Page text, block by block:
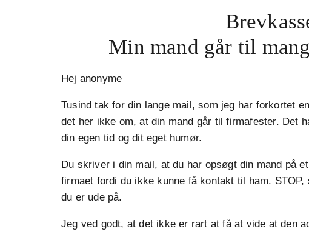
Min mand går til
Hej anonyme
Tusind tak for din lange mail, som jeg har forkortet
det her ikke om, at din mand går til firmafester. Det
din egen tid og dit eget humør.
Du skriver i din mail, at du har opsøgt din mand på
firmaet fordi du ikke kunne få kontakt til ham.
du er ude på.
Jeg ved godt, at det ikke er rart at få at vide at den